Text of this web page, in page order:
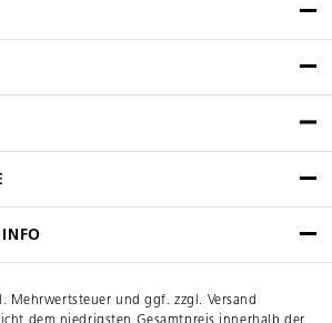
Mehrwertsteuer und ggf. zzgl. Versand
dem niedrigsten Gesamtpreis innerhalb der